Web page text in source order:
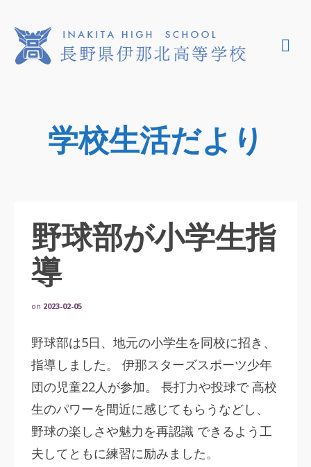
学校生活だより
野球部が小学生指
導
on 2023-02-05
野球部は5日、地元の小学生を同校に招き、
指導しました。 伊那スターズスポーツ少年
団の児童22人が参加。 長打力や投球で 高校
生のパワーを間近に感じてもらうなどし、
野球の楽しさや魅力を再認識 できるよう工
夫してともに練習に励みました。